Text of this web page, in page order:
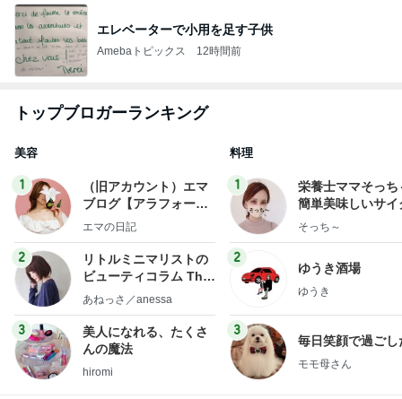
エレベーターで小用を足す子供
Amebaトピックス 12時間前
トップブロガーランキング
美容
1
（旧アカウント）エマ
ブログ【アラフォー会
社売却セカンドライ
エマの日記
2
リトルミニマリストの
ビューティコラム The
little minimalist's bea
あねっさ／anessa
3
美人になれる、たくさ
んの魔法
hiromi
料理
1
栄養士ママそっち
簡単美味しいサイ
献立
そっち～
2
ゆうき酒場
ゆうき
3
毎日笑顔で過ごし
モモ母さん